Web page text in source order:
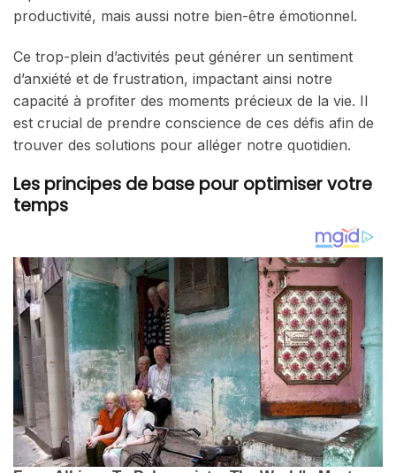
productivité, mais aussi notre bien-être émotionnel.
Ce trop-plein d’activités peut générer un sentiment
d’anxiété et de frustration, impactant ainsi notre
capacité à profiter des moments précieux de la vie. Il
est crucial de prendre conscience de ces défis afin de
trouver des solutions pour alléger notre quotidien.
Les principes de base pour optimiser votre
temps